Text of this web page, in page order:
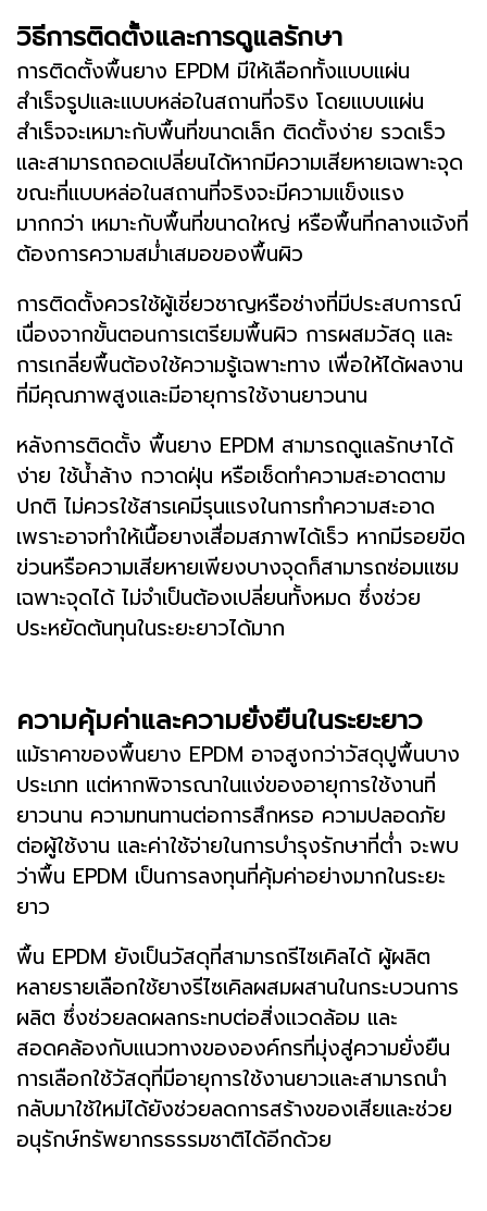
วิธีการติดตั้งและการดูแลรักษา
การติดตั้งพื้นยาง EPDM มีให้เลือกทั้งแบบแผ่น
สำเร็จรูปและแบบหล่อในสถานที่จริง โดยแบบแผ่น
สำเร็จจะเหมาะกับพื้นที่ขนาดเล็ก ติดตั้งง่าย รวดเร็ว
และสามารถถอดเปลี่ยนได้หากมีความเสียหายเฉพาะจุด
ขณะที่แบบหล่อในสถานที่จริงจะมีความแข็งแรง
มากกว่า เหมาะกับพื้นที่ขนาดใหญ่ หรือพื้นที่กลางแจ้งที่
ต้องการความสม่ำเสมอของพื้นผิว
การติดตั้งควรใช้ผู้เชี่ยวชาญหรือช่างที่มีประสบการณ์
เนื่องจากขั้นตอนการเตรียมพื้นผิว การผสมวัสดุ และ
การเกลี่ยพื้นต้องใช้ความรู้เฉพาะทาง เพื่อให้ได้ผลงาน
ที่มีคุณภาพสูงและมีอายุการใช้งานยาวนาน
หลังการติดตั้ง พื้นยาง EPDM สามารถดูแลรักษาได้
ง่าย ใช้น้ำล้าง กวาดฝุ่น หรือเช็ดทำความสะอาดตาม
ปกติ ไม่ควรใช้สารเคมีรุนแรงในการทำความสะอาด
เพราะอาจทำให้เนื้อยางเสื่อมสภาพได้เร็ว หากมีรอยขีด
ข่วนหรือความเสียหายเพียงบางจุดก็สามารถซ่อมแซม
เฉพาะจุดได้ ไม่จำเป็นต้องเปลี่ยนทั้งหมด ซึ่งช่วย
ประหยัดต้นทุนในระยะยาวได้มาก
ความคุ้มค่าและความยั่งยืนในระยะยาว
แม้ราคาของพื้นยาง EPDM อาจสูงกว่าวัสดุปูพื้นบาง
ประเภท แต่หากพิจารณาในแง่ของอายุการใช้งานที่
ยาวนาน ความทนทานต่อการสึกหรอ ความปลอดภัย
ต่อผู้ใช้งาน และค่าใช้จ่ายในการบำรุงรักษาที่ต่ำ จะพบ
ว่าพื้น EPDM เป็นการลงทุนที่คุ้มค่าอย่างมากในระยะ
ยาว
พื้น EPDM ยังเป็นวัสดุที่สามารถรีไซเคิลได้ ผู้ผลิต
หลายรายเลือกใช้ยางรีไซเคิลผสมผสานในกระบวนการ
ผลิต ซึ่งช่วยลดผลกระทบต่อสิ่งแวดล้อม และ
สอดคล้องกับแนวทางขององค์กรที่มุ่งสู่ความยั่งยืน
การเลือกใช้วัสดุที่มีอายุการใช้งานยาวและสามารถนำ
กลับมาใช้ใหม่ได้ยังช่วยลดการสร้างของเสียและช่วย
อนุรักษ์ทรัพยากรธรรมชาติได้อีกด้วย